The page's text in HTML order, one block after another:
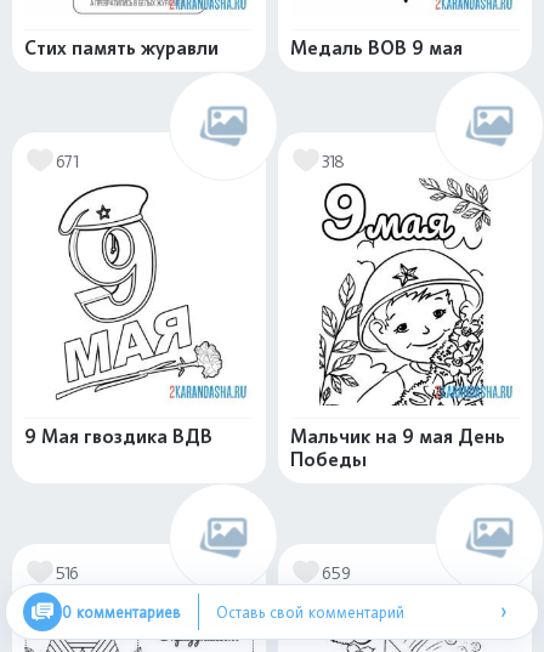
Стих память журавли Медаль ВОВ 9 мая
671
9 Мая гвоздика ВДВ
318
Мальчик на 9 мая День
Победы
516 659
0 комментариев Оставь свой комментарий ›